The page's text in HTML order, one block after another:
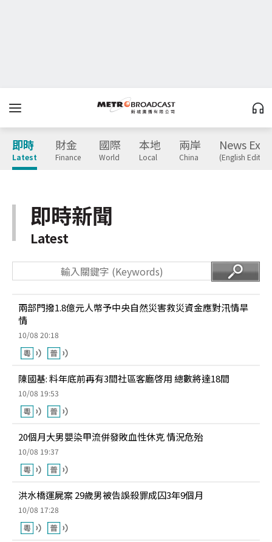
即時
Latest
財金
Finance
國際
World
本地
Local
兩岸
China
News
(English
即時新聞
Latest
兩部門撥1.8億元人幣予中央自然災害救災資金應對汛情旱
情
10/08 20:18
陳國基: 料年底前再有3間社區客廳啓用 總數將達18間
10/08 19:53
20個月大男嬰染甲流併發敗血性休克 情況危殆
10/08 19:37
洪水橋運屍案 29歲男被告誤殺罪成囚3年9個月
10/08 17:28